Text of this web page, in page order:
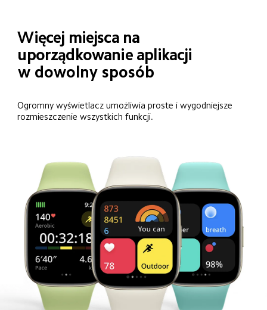
Więcej miejsca na
uporządkowanie aplikacji
w dowolny sposób
Ogromny wyświetlacz umożliwia proste i wygodniejsze
rozmieszczenie wszystkich funkcji.